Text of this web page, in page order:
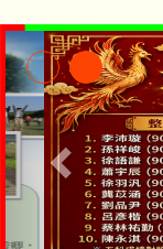
超越預期
桃園市立
公